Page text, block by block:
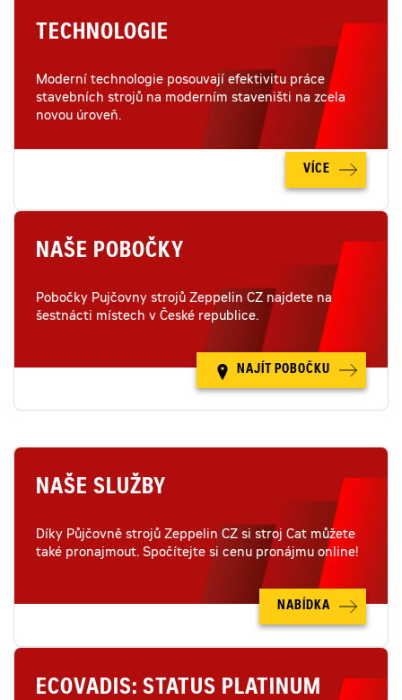
TECHNOLOGIE
Moderní technologie posouvají efektivitu práce
stavebních strojů na moderním staveništi na zcela
novou úroveň.
VÍCE
NAŠE POBOČKY
Pobočky Pujčovny strojů Zeppelin CZ najdete na
šestnácti místech v České republice.
NAJÍT POBOČKU
NAŠE SLUŽBY
Díky Půjčovně strojů Zeppelin CZ si stroj Cat můžete
také pronajmout. Spočítejte si cenu pronájmu online!
NABÍDKA
ECOVADIS: STATUS PLATINUM